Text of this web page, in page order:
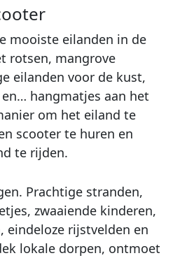
mooiste eilanden in de
rotsen, mangrove
eilanden voor de kust,
hangmatjes aan het
om het eiland te
scooter te huren en
te rijden.
Prachtige stranden,
zwaaiende kinderen,
eindeloze rijstvelden en
lokale dorpen, ontmoet